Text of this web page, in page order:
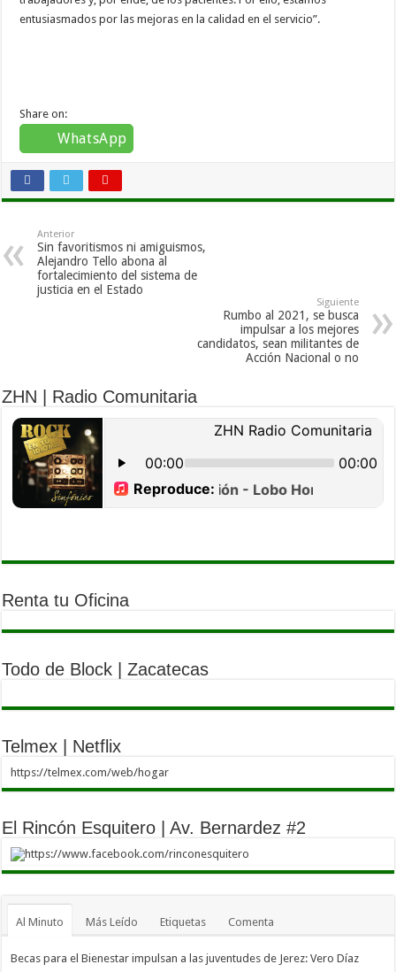
entusiasmados por las mejoras en la calidad en el servicio”.
Share on:
WhatsApp
Anterior
Sin favoritismos ni amiguismos,
Alejandro Tello abona al
fortalecimiento del sistema de
justicia en el Estado
Siguiente
Rumbo al 2021, se busca
impulsar a los mejores
candidatos, sean militantes de
Acción Nacional o no
ZHN | Radio Comunitaria
Renta tu Oficina
Todo de Block | Zacatecas
Telmex | Netflix
https://telmex.com/web/hogar
El Rincón Esquitero | Av. Bernardez #2
https://www.facebook.com/rinconesquitero
Al Minuto Más Leído Etiquetas Comenta
Becas para el Bienestar impulsan a las juventudes de Jerez: Vero Díaz